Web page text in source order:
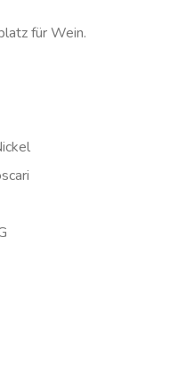
für Wein.